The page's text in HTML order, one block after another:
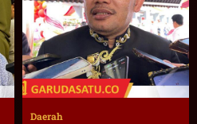
Daerah